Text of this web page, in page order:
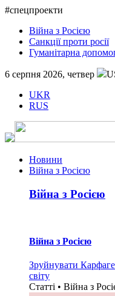
#спецпроекти
Війна з Росією
Санкції проти росії
Гуманітарна
6 серпня 2026, четвер
UKR
RUS
Новини
Війна з Росією
Війна з Росією
Війна з Росією
Зруйнувати
світу
Статті • Війна з